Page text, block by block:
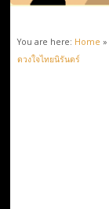
You are here: Home »
ดวงใจไทยนิรันดร์